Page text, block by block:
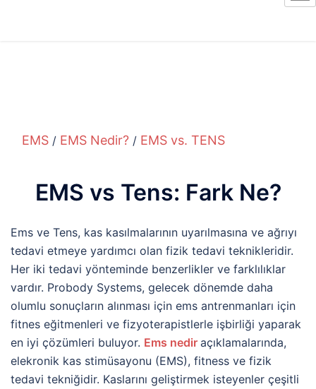
EMS / EMS Nedir? / EMS vs. TENS
EMS vs Tens: Fark Ne?
Ems ve Tens, kas kasılmalarının uyarılmasına ve ağrıyı
tedavi etmeye yardımcı olan fizik tedavi teknikleridir.
Her iki tedavi yönteminde benzerlikler ve farklılıklar
vardır. Probody Systems, gelecek dönemde daha
olumlu sonuçların alınması için ems antrenmanları için
fitnes eğitmenleri ve fizyoterapistlerle işbirliği yaparak
en iyi çözümleri buluyor. Ems nedir açıklamalarında,
elekronik kas stimüsayonu (EMS), fitness ve fizik
tedavi tekniğidir. Kaslarını geliştirmek isteyenler çeşitli